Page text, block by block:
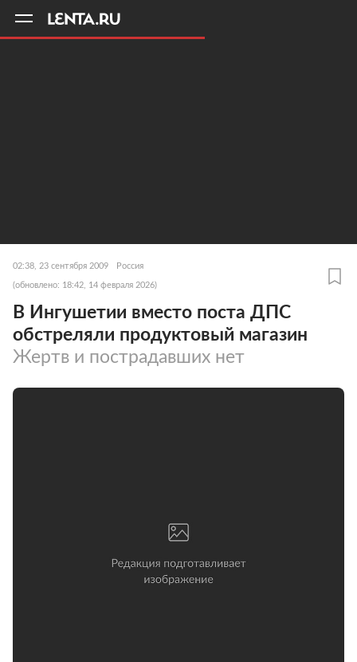
02:38, 23 сентября 2009 Россия
(обновлено: 18:42, 14 февраля 2026)
В Ингушетии вместо поста ДПС
обстреляли продуктовый магазин
Жертв и пострадавших нет